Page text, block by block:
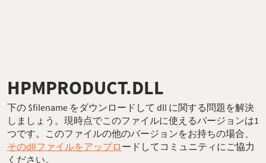
HPMPRODUCT.DLL
下の $filename をダウンロードして dll に関する問題を解決
しましょう。現時点でこのファイルに使えるバージョンは1
つです。このファイルの他のバージョンをお持ちの場合、
そのdllファイルをアップロ ードしてコミュニティにご協力
ください。